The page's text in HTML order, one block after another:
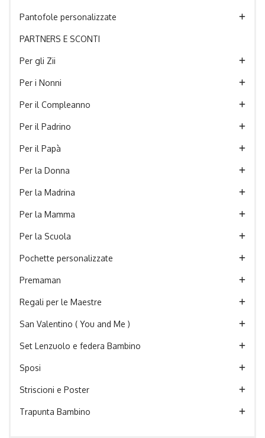
Pantofole personalizzate
PARTNERS E SCONTI
Per gli Zii
Per i Nonni
Per il Compleanno
Per il Padrino
Per il Papà
Per la Donna
Per la Madrina
Per la Mamma
Per la Scuola
Pochette personalizzate
Premaman
Regali per le Maestre
San Valentino ( You and Me )
Set Lenzuolo e federa Bambino
Sposi
Striscioni e Poster
Trapunta Bambino